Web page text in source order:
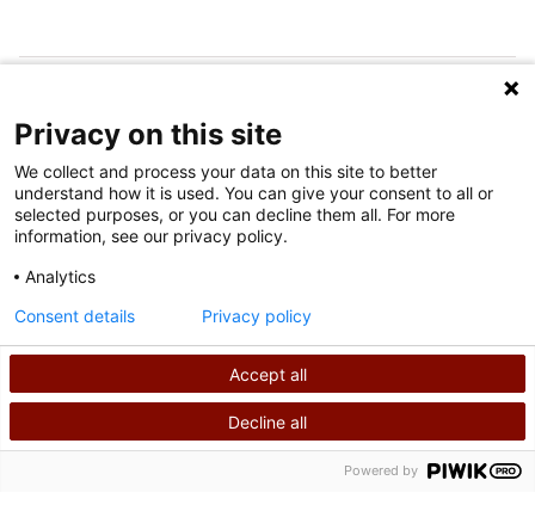
Datenschutzrichtlinie
©2026 Shriners International Copyright
RUFEN SIE UNS AN SUCHEN
Privacy on this site
We collect and process your data on this site to better
understand how it is used. You can give your consent to all or
selected purposes, or you can decline them all. For more
information, see our privacy policy.
Analytics
Accept all
Decline all
Consent details Privacy policy
Powered by